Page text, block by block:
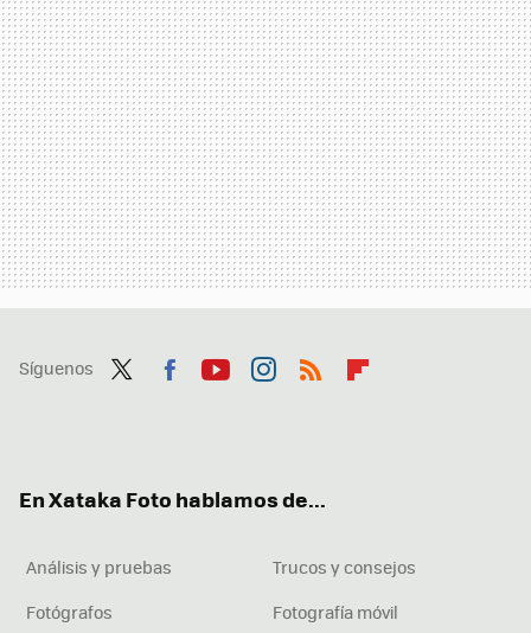
Síguenos
En Xataka Foto hablamos de...
Análisis y pruebas
Trucos y consejos
Fotógrafos
Fotografía móvil